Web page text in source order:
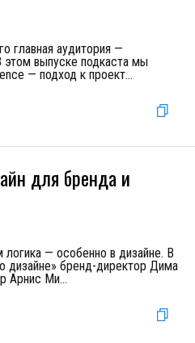
главная аудитория —
этом выпуске подкаста мы
— подход к проект...
для бренда и
— особенно в дизайне. В
дизайне» бренд-директор Дима
Арнис Ми...